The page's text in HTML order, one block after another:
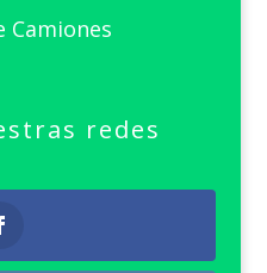
Camiones
redes